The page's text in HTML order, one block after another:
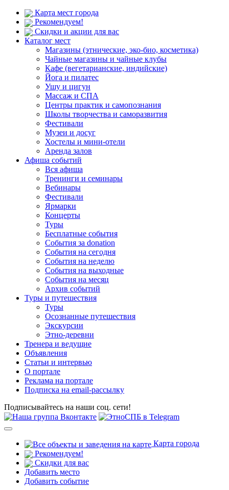
Карта мест города
Рекомендуем!
Скидки и акции для вас
Каталог мест
Магазины (этнические, эко-био, косметика)
Чайные магазины и чайные клубы
Кафе (вегетарианские, индийские)
Йога и пилатес
Ушу и цигун
Массаж и СПА
Центры практик и самопознания
Школы творчества и саморазвития
Фестивали
Музеи и досуг
Хостелы и мини-отели
Аренда залов
Афиша событий
Вся афиша
Тренинги и семинары
Вебинары
Фестивали
Ярмарки
Концерты
Туры
Бесплатные события
События за donation
События на сегодня
События на неделю
События на выходные
События на месяц
Архив событий
Туры и путешествия
Туры
Осознанные путешествия
Экскурсии
Этно-деревни
Тренера и ведущие
Объявления
Статьи и интервью
О портале
Реклама на портале
Подписка на email-рассылку
Подписывайтесь на наши соц. сети!
Карта города
Рекомендуем!
Скидки для вас
Добавить место
Добавить событие